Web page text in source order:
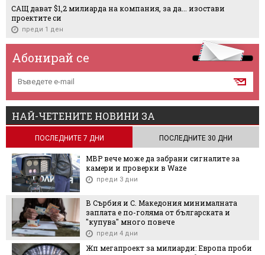
САЩ дават $1,2 милиарда на компания, за да... изостави
проектите си
преди 1 ден
Абонирай се
НАЙ-ЧЕТЕНИТЕ НОВИНИ ЗА
ПОСЛЕДНИТЕ 7 ДНИ ПОСЛЕДНИТЕ 30 ДНИ
МВР вече може да забрани сигналите за
камери и проверки в Waze
преди 3 дни
В Сърбия и С. Македония минималната
заплата е по-голяма от българската и
"купува" много повече
преди 4 дни
Жп мегапроект за милиарди: Европа проби